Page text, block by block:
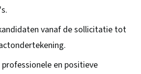
vanaf de sollicitatie tot
en positieve